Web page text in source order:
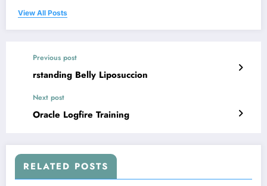
View All Posts
Previous post
rstanding Belly Liposuccion
Next post
Oracle Logfire Training
RELATED POSTS